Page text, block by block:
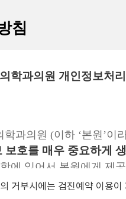
거부시에는 검진예약 이용이